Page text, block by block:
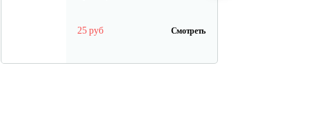
25 руб Смотреть